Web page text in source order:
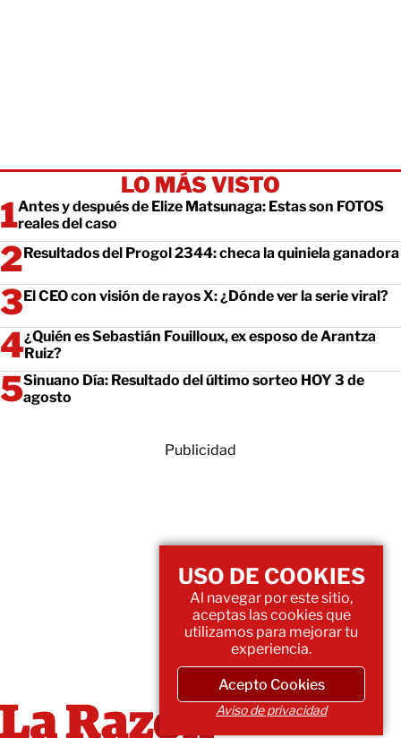
LO MÁS VISTO
Antes y después de Elize Matsunaga: Estas son FOTOS
reales del caso
Resultados del Progol 2344: checa la quiniela ganadora
El CEO con visión de rayos X: ¿Dónde ver la serie viral?
¿Quién es Sebastián Fouilloux, ex esposo de Arantza
Ruiz?
Sinuano Día: Resultado del último sorteo HOY 3 de
agosto
Publicidad
USO DE COOKIES
Al navegar por este sitio,
aceptas las cookies que
utilizamos para mejorar tu
experiencia.
Acepto Cookies
Aviso de privacidad